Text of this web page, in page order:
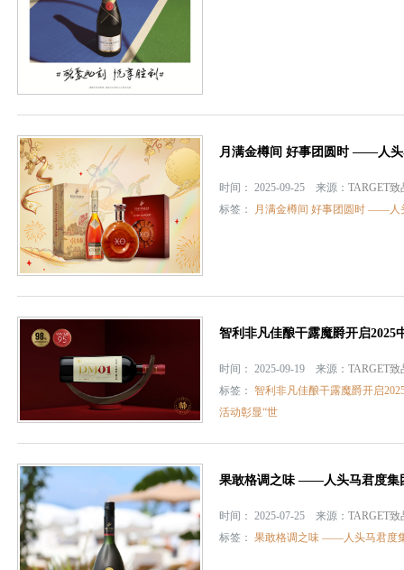
月满金樽间 好事团圆时 ——人
时间： 2025-09-25 来源： TARGET致
标签：
月满金樽间 好事团圆时 ——人
智利非凡佳酿干露魔爵开启2025
时间： 2025-09-19 来源： TARGET致
标签： 智利非凡佳酿干露魔爵开启
活动彰显“世
果敢格调之味 ——人头马君度集
时间： 2025-07-25 来源： TARGET致
标签： 果敢格调之味 ——人头马君度